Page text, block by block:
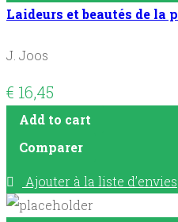
Laideurs et beautés de
J. Joos
€ 16,45
Add to cart
Comparer
Ajouter à la liste d’envies